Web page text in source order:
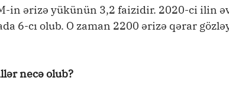
in ərizə yükünün 3,2 faizidir. 2020-ci ilin
6-cı olub. O zaman 2200 ərizə qərar
necə olub?